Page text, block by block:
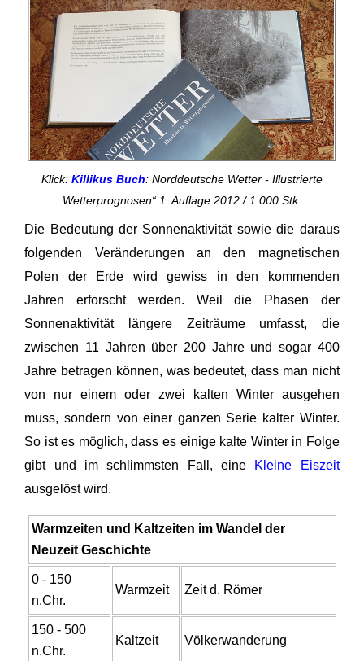
Klick: Killikus Buch: Norddeutsche Wetter - Illustrierte
Wetterprognosen“ 1. Auflage 2012 / 1.000 Stk.
Die Bedeutung der Sonnenaktivität sowie die daraus
folgenden Veränderungen an den magnetischen
Polen der Erde wird gewiss in den kommenden
Jahren erforscht werden. Weil die Phasen der
Sonnenaktivität längere Zeiträume umfasst, die
zwischen 11 Jahren über 200 Jahre und sogar 400
Jahre betragen können, was bedeutet, dass man nicht
von nur einem oder zwei kalten Winter ausgehen
muss, sondern von einer ganzen Serie kalter Winter.
So ist es möglich, dass es einige kalte Winter in Folge
gibt und im schlimmsten Fall, eine
Kleine Eiszeit
ausgelöst wird.
Warmzeiten und Kaltzeiten im Wandel der
Neuzeit Geschichte
0 - 150
n.Chr.
Warmzeit Zeit d. Römer
150 - 500
n.Chr.
Kaltzeit Völkerwanderung